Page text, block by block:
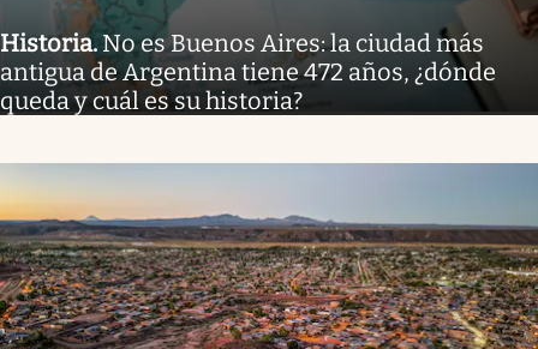
Historia. No es Buenos Aires: la ciudad más
antigua de Argentina tiene 472 años, ¿dónde
queda y cuál es su historia?